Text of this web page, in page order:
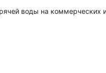
воды на